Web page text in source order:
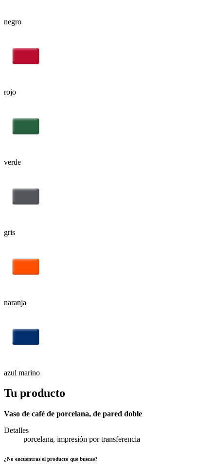
negro
rojo
verde
gris
naranja
azul marino
Tu producto
Vaso de café de porcelana, de pared doble
Detalles
porcelana, impresión por transferencia
¿No encuentras el producto que buscas?